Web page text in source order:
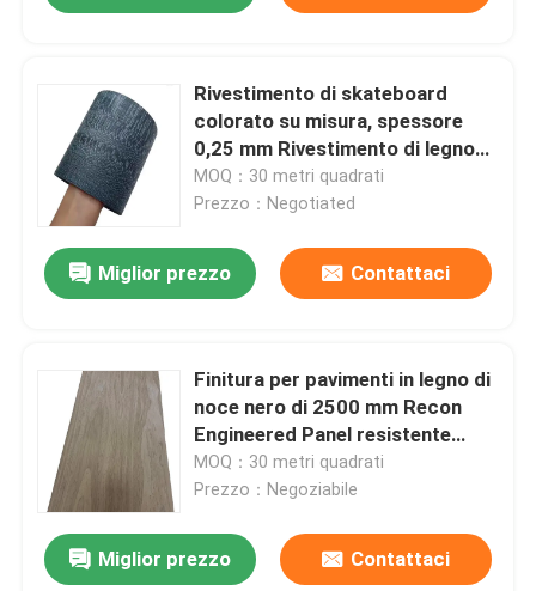
Rivestimento di skateboard
colorato su misura, spessore
0,25 mm Rivestimento di legno
naturale
MOQ：30 metri quadrati
Prezzo：Negotiated
Miglior prezzo Contattaci
Finitura per pavimenti in legno di
noce nero di 2500 mm Recon
Engineered Panel resistente
all'usura
MOQ：30 metri quadrati
Prezzo：Negoziabile
Miglior prezzo Contattaci